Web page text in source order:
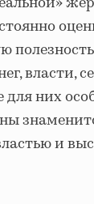
власти,
них
и